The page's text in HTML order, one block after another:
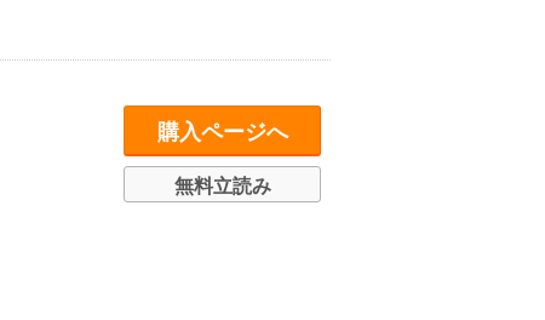
購入ページへ
無料立読み